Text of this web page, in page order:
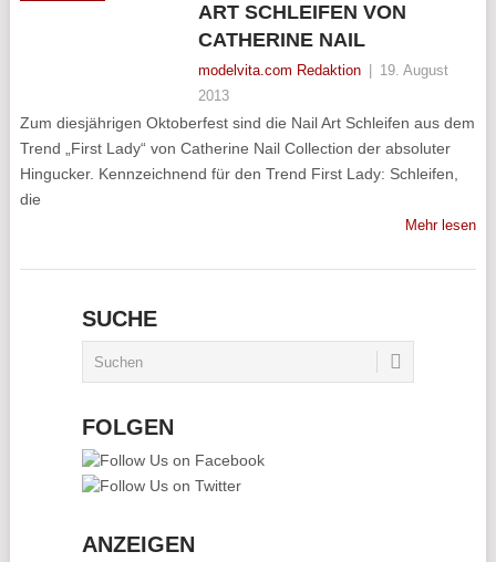
ART SCHLEIFEN VON
CATHERINE NAIL
modelvita.com Redaktion
19. August
2013
Zum diesjährigen Oktoberfest sind die Nail Art Schleifen aus dem
Trend „First Lady“ von Catherine Nail Collection der absoluter
Hingucker. Kennzeichnend für den Trend First Lady: Schleifen,
die
Mehr lesen
SUCHE
FOLGEN
ANZEIGEN